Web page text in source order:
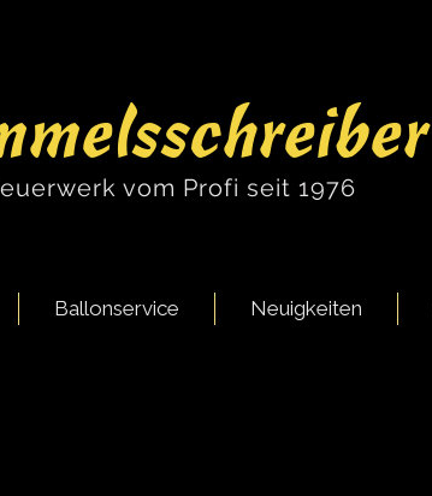
vom Profi seit 1976
Ballonservice Neuigkeiten